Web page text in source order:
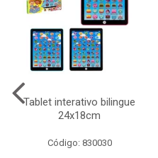
Tablet interativo bilingue
24x18cm
Código: 830030